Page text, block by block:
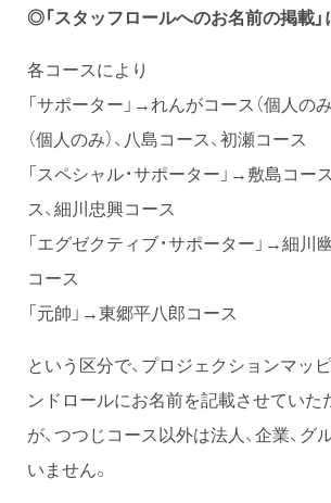
◎「スタッフロールへのお名前の掲載」
各コースにより
「サポーター」→れんがコース（個人の
（個人のみ）、八島コース、初瀬コース
「スペシャル・サポーター」→敷島コー
ス、細川忠興コース
「エグゼクティブ・サポーター」→細川
コース
「元帥」→東郷平八郎コース
という区分で、プロジェクションマッ
ンドロールにお名前を記載させていた
が、つつじコース以外は法人、企業、グ
いません。